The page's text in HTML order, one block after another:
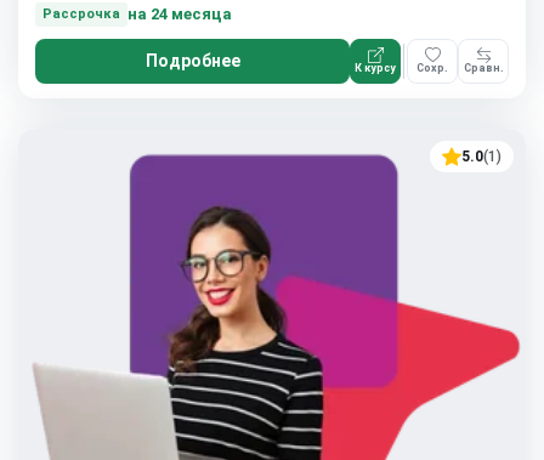
Рассрочка на 24 месяца
Подробнее К курсу Сохр. Сравн.
5.0(1)